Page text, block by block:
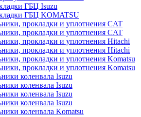
ГБЦ Isuzu
ГБЦ KOMATSU
прокладки и уплотнения CAT
прокладки и уплотнения CAT
прокладки и уплотнения Hitachi
прокладки и уплотнения Hitachi
прокладки и уплотнения Komatsu
прокладки и уплотнения Komatsu
коленвала Isuzu
коленвала Isuzu
коленвала Isuzu
коленвала Isuzu
коленвала Komatsu